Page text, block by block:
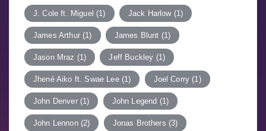
J. Cole ft. Miguel (1) Jack Harlow(1)
James Arthur(1) James Blunt (1)
Jason Mraz (1) Jeff Buckley (1)
Jhené Aiko ft. Swae Lee(1) Joel Corry (1)
John Denver(1) John Legend (1)
John Lennon(2) Jonas Brothers (3)